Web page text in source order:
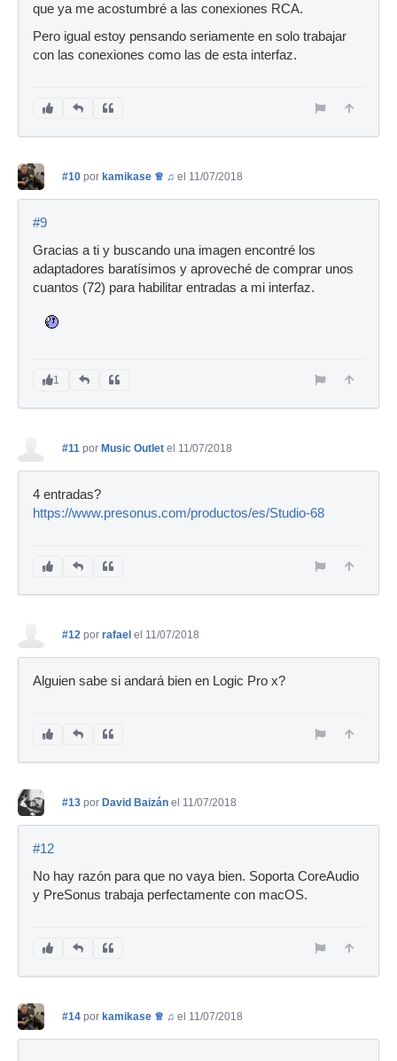
que ya me acostumbré a las conexiones RCA.
Pero igual estoy pensando seriamente en solo trabajar
con las conexiones como las de esta interfaz.
#10 por kamikase ♕ ♫ el 11/07/2018
#9
Gracias a ti y buscando una imagen encontré los
adaptadores baratísimos y aproveché de comprar unos
cuantos (72) para habilitar entradas a mi interfaz.
1
#11 por Music Outlet el 11/07/2018
4 entradas?
https://www.presonus.com/productos/es/Studio-68
#12 por rafael el 11/07/2018
Alguien sabe si andará bien en Logic Pro x?
#13 por David Baizán el 11/07/2018
#12
No hay razón para que no vaya bien. Soporta CoreAudio
y PreSonus trabaja perfectamente con macOS.
#14 por kamikase ♕ ♫ el 11/07/2018